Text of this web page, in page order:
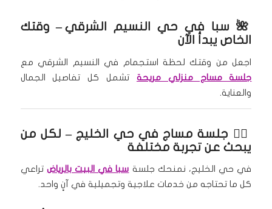
🌺 سبا في حي النسيم الشرقي– وقتك
الخاص يبدأ الآن
اجعل من وقتك لحظة استجمام في النسيم الشرقي مع
جلسة مساج منزلي مريحة تشمل كل تفاصيل الجمال
والعناية.
🧘‍♂️ جلسة مساج في حي الخليج – لكل من
يبحث عن تجربة مختلفة
في حي الخليج، نمنحك جلسة سبا في البيت بالرياض تراعي
كل ما تحتاجه من خدمات علاجية وتجميلية في آنٍ واحد.